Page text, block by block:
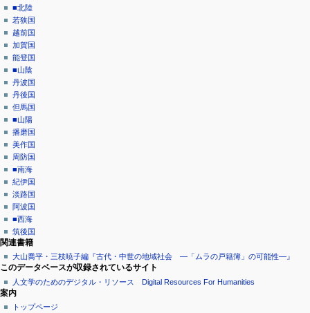
■北陸
若狭国
越前国
加賀国
能登国
■山陰
丹波国
丹後国
但馬国
■山陽
播磨国
美作国
周防国
■南海
紀伊国
淡路国
阿波国
■西海
筑後国
関連書籍
大山喬平・三枝暁子編『古代・中世の地域社会 ―「ムラの戸籍簿」の可能性―』
このデータベースが収録されているサイト
人文学のためのデジタル・リソース Digital Resources For Humanities
案内
トップページ